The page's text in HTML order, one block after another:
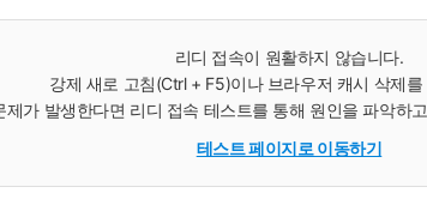
리디 접속이 원활하지 않습니다.
강제 새로 고침(Ctrl + F5)이나 브라우저 캐시 삭제
제가 발생한다면 리디 접속 테스트를 통해 원인을 파악하
테스트 페이지로 이동하기